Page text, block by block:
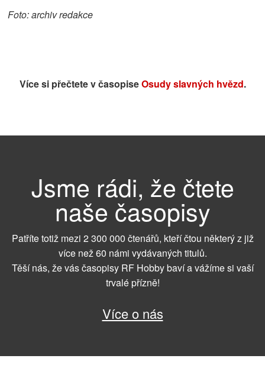
Foto: archiv redakce
Více si přečtete v časopiseOsudy slavných hvězd.
Jsme rádi, že čtete
naše časopisy
Patříte totiž mezi 2 300 000 čtenářů, kteří čtou některý z již
více než 60 námi vydávaných titulů.
Těší nás, že vás časopisy RF Hobby baví a vážíme si vaší
trvalé přízně!
Více o nás